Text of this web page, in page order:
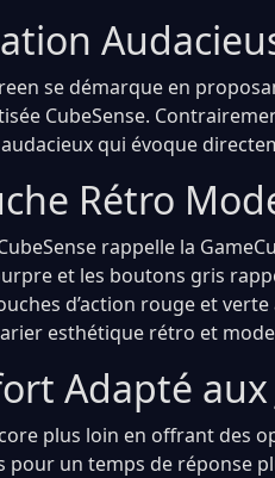
se démarque en
CubeSense.
qui évoque
Rétro
rappelle la
et les boutons gris
d’action rouge et
esthétique rétro et
Adapté aux
plus loin en offrant des
pour un temps de réponse